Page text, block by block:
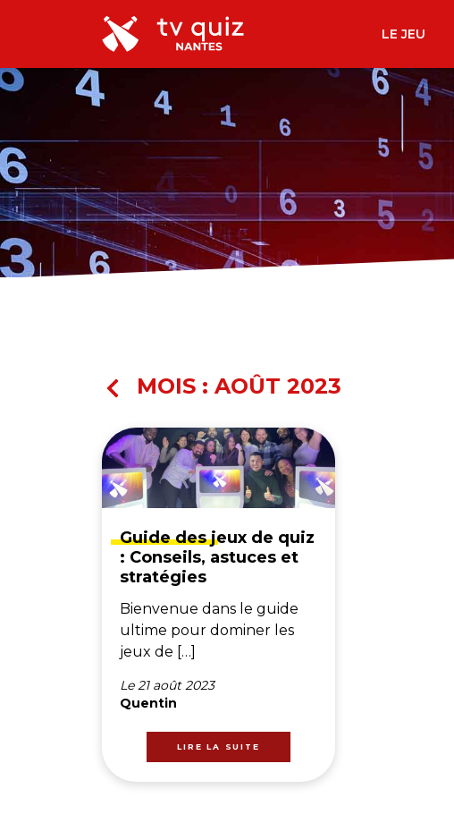
LE JEU
MOIS : AOÛT 2023
Guide des jeux de quiz
: Conseils, astuces et
stratégies
Bienvenue dans le guide
ultime pour dominer les
jeux de […]
Le 21 août 2023
Quentin
LIRE LA SUITE